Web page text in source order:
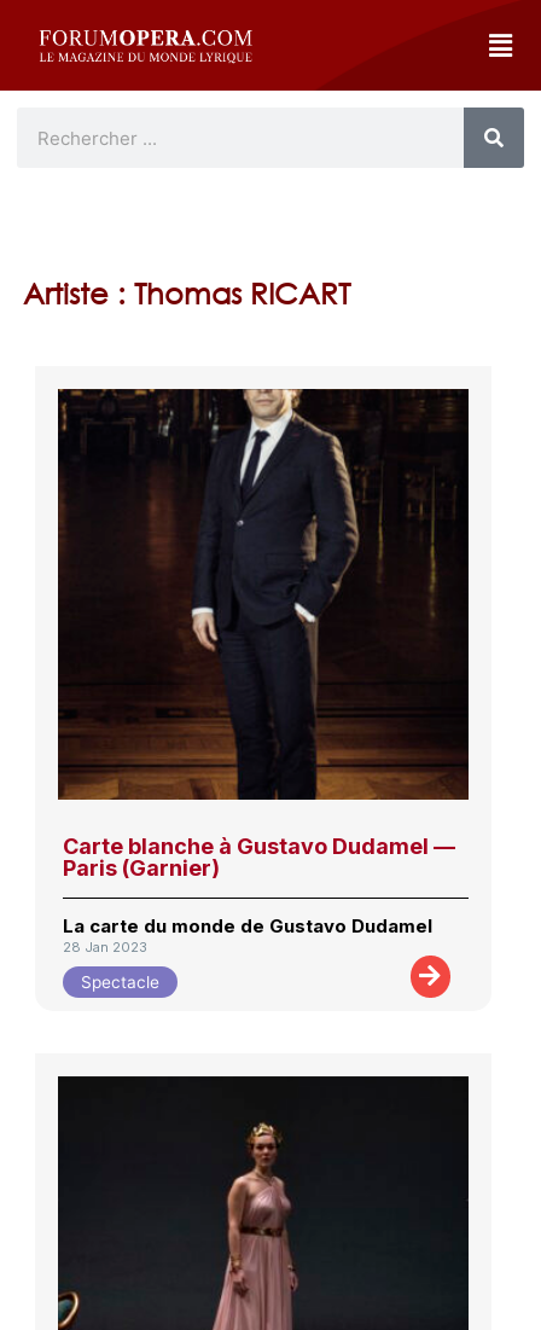
Artiste : Thomas RICART
Carte blanche à Gustavo Dudamel —
Paris (Garnier)
La carte du monde de Gustavo Dudamel
28 Jan 2023
Spectacle